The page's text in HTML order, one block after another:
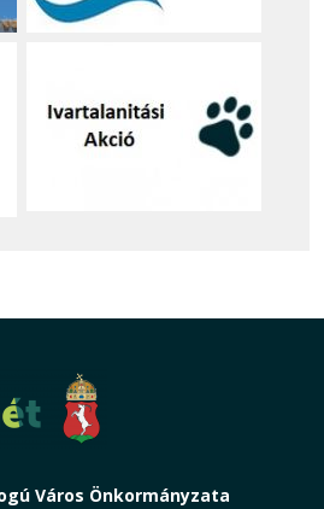
Város Önkormányzata